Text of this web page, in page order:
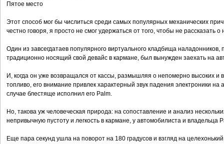
Пятое место
Этот способ мог бы числиться среди самых популярных механических
честно говоря, я просто не смог удержаться от того, чтобы не рассказать о
Один из завсегдатаев популярного виртуального кладбища наладонников,
традиционно носящий свой девайс в кармане, был вынужден заехать на
И, когда он уже возвращался от кассы, размышляя о непомерно высоких
топливо, его внимание привлек характерный звук падения электроники
случае блестяще исполнил его Palm.
Но, такова уж человеческая природа: на сопоставление и анализ
непривычную пустоту и легкость в кармане, у автомобилиста и владельца
Еще пара секунд ушла на поворот на 180 градусов и взгляд на